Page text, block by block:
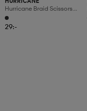
Hurricane Braid Scissors
13cm
29:-